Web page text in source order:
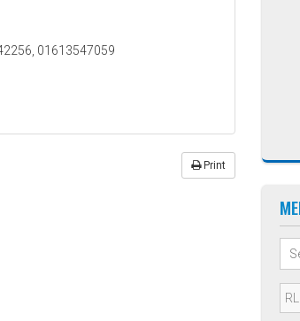
01613547059
Print